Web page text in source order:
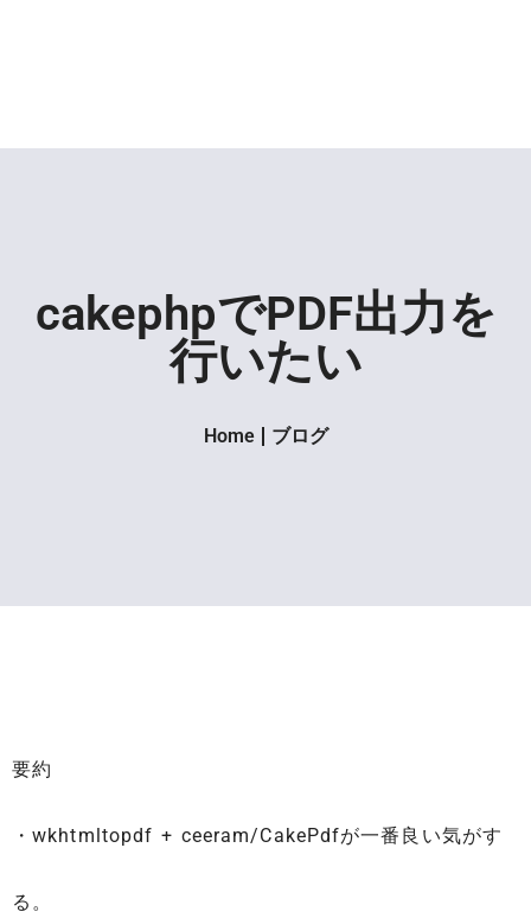
cakephpでPDF出力を
行いたい
Home ブログ
要約
・wkhtmltopdf + ceeram/CakePdfが一番良い気がす
る。